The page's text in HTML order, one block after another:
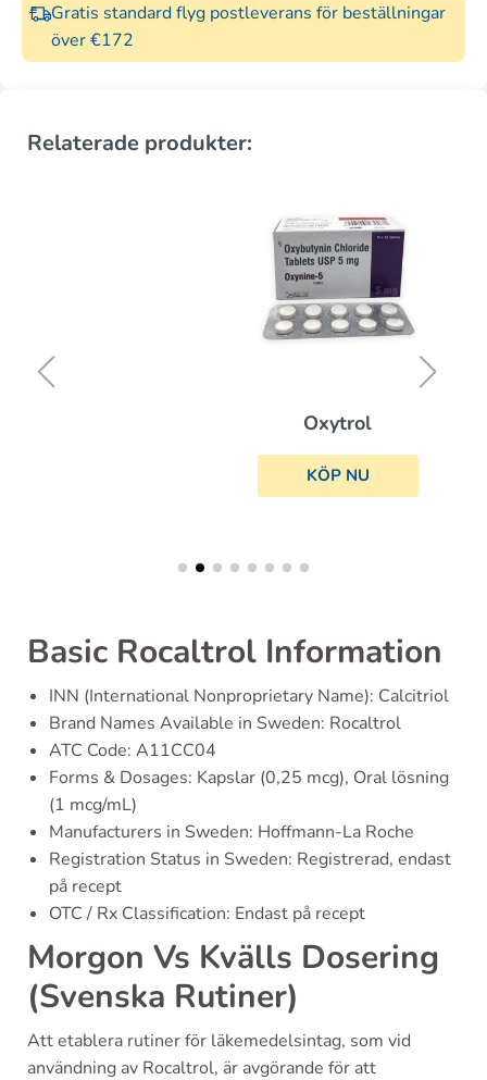
Gratis standard flyg postleverans för beställningar
över €172
Relaterade produkter:
Basic Rocaltrol Information
INN (International Nonproprietary Name): Calcitriol
Brand Names Available in Sweden: Rocaltrol
ATC Code: A11CC04
Forms & Dosages: Kapslar (0,25 mcg), Oral lösning
(1 mcg/mL)
Manufacturers in Sweden: Hoffmann-La Roche
Registration Status in Sweden: Registrerad, endast
på recept
OTC / Rx Classification: Endast på recept
Morgon Vs Kvälls Dosering
(Svenska Rutiner)
Att etablera rutiner för läkemedelsintag, som vid
användning av Rocaltrol, är avgörande för att